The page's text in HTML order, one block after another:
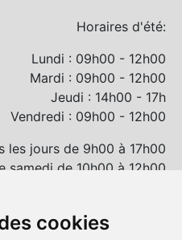
cookies
Horaires d'été:
Lundi : 09h00 - 12h00
Mardi : 09h00 - 12h00
Jeudi : 14h00 - 17h
Vendredi : 09h00 - 12h00
les jours de 9h00 à 17h00
samedi de 10h00 à 12h00